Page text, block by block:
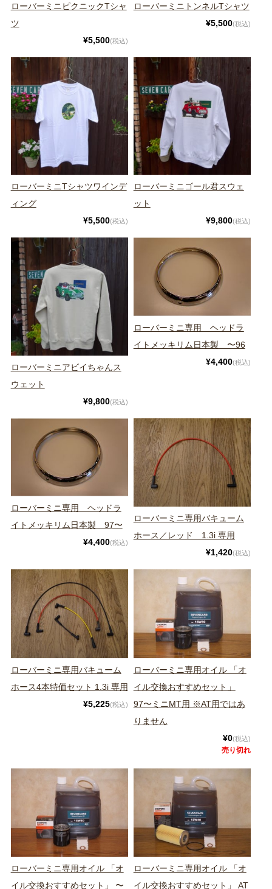
ローバーミニピクニックTシャ
ツ
¥5,500(税込)
ローバーミニトンネルTシャツ
¥5,500(税込)
ローバーミニTシャツワインデ
ィング
¥5,500(税込)
ローバーミニゴール君スウェ
ット
¥9,800(税込)
ローバーミニアビイちゃんス
ウェット
¥9,800(税込)
ローバーミニ専用 ヘッドラ
イトメッキリム日本製 〜96
¥4,400(税込)
ローバーミニ専用 ヘッドラ
イトメッキリム日本製 97〜
¥4,400(税込)
ローバーミニ専用バキューム
ホース／レッド 1.3i 専用
¥1,420(税込)
ローバーミニ専用バキューム
ホース4本特価セット 1.3i 専用
¥5,225(税込)
ローバーミニ専用オイル 「オ
イル交換おすすめセット」
97〜ミニMT用 ※AT用ではあ
りません
¥0(税込)
売り切れ
ローバーミニ専用オイル 「オ
イル交換おすすめセット」 〜
ローバーミニ専用オイル 「オ
イル交換おすすめセット」 AT